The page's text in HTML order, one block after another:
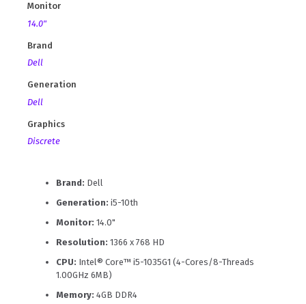
Monitor
14.0"
Brand
Dell
Generation
Dell
Graphics
Discrete
Brand: Dell
Generation: i5-10th
Monitor: 14.0"
Resolution: 1366 x 768 HD
CPU: Intel® Core™ i5-1035G1 (4-Cores/8-Threads
1.00GHz 6MB)
Memory: 4GB DDR4